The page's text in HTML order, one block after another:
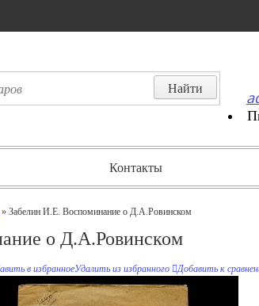
Контакты
» Забелин И.Е. Воспоминание о Д.А.Ровинском
о Д.А.Ровинском
в избранноеУдалить из избранного Добавить к